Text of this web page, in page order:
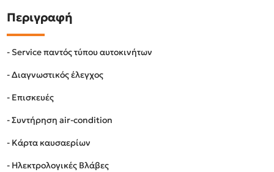
Περιγραφή
- Service παντός τύπου αυτοκινήτων
- Διαγνωστικός έλεγχος
- Επισκευές
- Συντήρηση air-condition
- Κάρτα καυσαερίων
- Ηλεκτρολογικές Βλάβες